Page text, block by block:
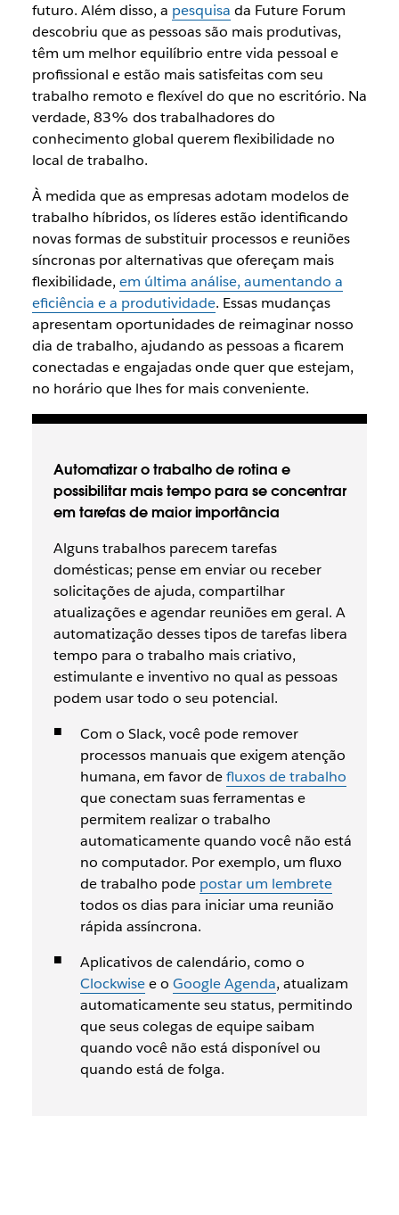
futuro. Além disso, a pesquisa da Future Forum
descobriu que as pessoas são mais produtivas,
têm um melhor equilíbrio entre vida pessoal e
profissional e estão mais satisfeitas com seu
trabalho remoto e flexível do que no escritório. Na
verdade, 83% dos trabalhadores do
conhecimento global querem flexibilidade no
local de trabalho.
À medida que as empresas adotam modelos de
trabalho híbridos, os líderes estão identificando
novas formas de substituir processos e reuniões
síncronas por alternativas que ofereçam mais
flexibilidade, em última análise, aumentando a
eficiência e a produtividade. Essas mudanças
apresentam oportunidades de reimaginar nosso
dia de trabalho, ajudando as pessoas a ficarem
conectadas e engajadas onde quer que estejam,
no horário que lhes for mais conveniente.
Automatizar o trabalho de rotina e
possibilitar mais tempo para se concentrar
em tarefas de maior importância
Alguns trabalhos parecem tarefas
domésticas; pense em enviar ou receber
solicitações de ajuda, compartilhar
atualizações e agendar reuniões em geral. A
automatização desses tipos de tarefas libera
tempo para o trabalho mais criativo,
estimulante e inventivo no qual as pessoas
podem usar todo o seu potencial.
Com o Slack, você pode remover
processos manuais que exigem atenção
humana, em favor defluxos de trabalho
que conectam suas ferramentas e
permitem realizar o trabalho
automaticamente quando você não está
no computador. Por exemplo, um fluxo
de trabalho pode postar um lembrete
todos os dias para iniciar uma reunião
rápida assíncrona.
Aplicativos de calendário, como o
Clockwisee o Google Agenda, atualizam
automaticamente seu status, permitindo
que seus colegas de equipe saibam
quando você não está disponível ou
quando está de folga.